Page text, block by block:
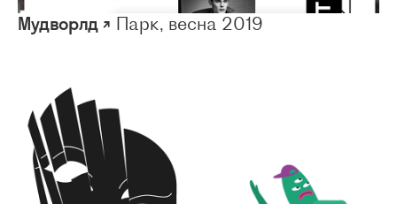
Мудворлд ↗ Парк, весна 2019